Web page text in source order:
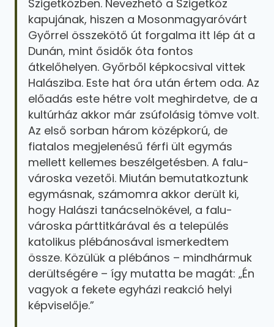
Szigetközben. Nevezhető a Szigetköz
kapujának, hiszen a Mosonmagyaróvárt
Győrrel összekötő út forgalma itt lép át a
Dunán, mint ősidők óta fontos
átkelőhelyen. Győrből képkocsival vittek
Halásziba. Este hat óra után értem oda. Az
előadás este hétre volt meghirdetve, de a
kultúrház akkor már zsúfolásig tömve volt.
Az első sorban három középkorú, de
fiatalos megjelenésű férfi ült egymás
mellett kellemes beszélgetésben. A falu-
városka vezetői. Miután bemutatkoztunk
egymásnak, számomra akkor derült ki,
hogy Halászi tanácselnökével, a falu-
városka párttitkárával és a település
katolikus plébánosával ismerkedtem
össze. Közülük a plébános – mindhármuk
derültségére – így mutatta be magát: „Én
vagyok a fekete egyházi reakció helyi
képviselője.”